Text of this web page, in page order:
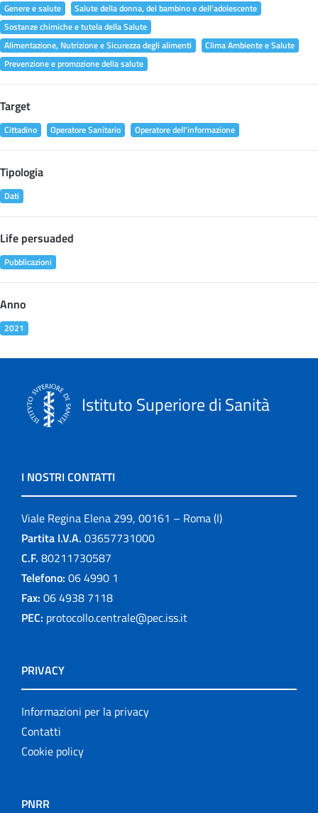
Genere e salute
Salute della donna, del bambino e dell'adolescente
Sostanze chimiche e tutela della Salute
Alimentazione, Nutrizione e Sicurezza degli alimenti
Clima Ambiente e Salute
Prevenzione e promozione della salute
Target
Cittadino Operatore Sanitario Operatore dell'informazione
Tipologia
Dati
Life persuaded
Pubblicazioni
Anno
2021
Istituto Superiore di Sanità
I NOSTRI CONTATTI
Viale Regina Elena 299, 00161 – Roma (I)
Partita I.V.A. 03657731000
C.F. 80211730587
Telefono: 06 4990 1
Fax: 06 4938 7118
PEC: protocollo.centrale@pec.iss.it
PRIVACY
Informazioni per la privacy
Contatti
Cookie policy
PNRR